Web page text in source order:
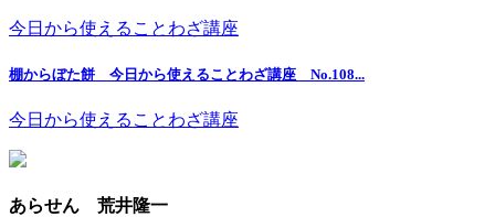
今日から使えることわざ講座
棚からぼた餅 今日から使えることわざ講座 No.108...
今日から使えることわざ講座
あらせん 荒井隆一